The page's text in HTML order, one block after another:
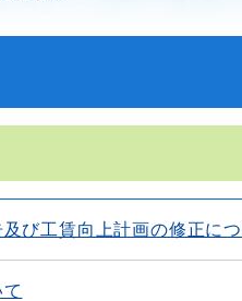
び工賃向上計画の修正に